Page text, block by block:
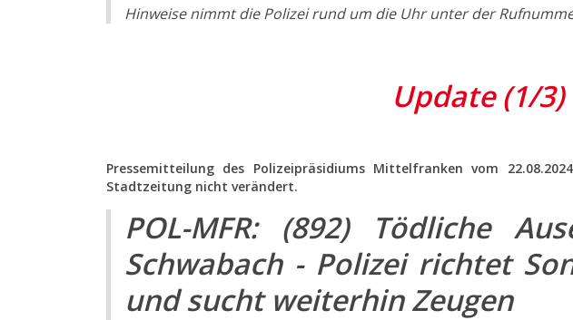
Hinweise nimmt die Polizei rund um die Uhr unter der
Update (1/3)
Pressemitteilung des Polizeipräsidiums Mittelfranken vom
Stadtzeitung nicht verändert.
POL-MFR: (892) Tödliche
Schwabach - Polizei richtet
und sucht weiterhin Zeugen